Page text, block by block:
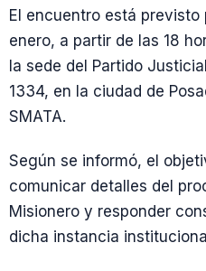
El encuentro está
enero, a partir de las 18
la sede del Partido
1334, en la ciudad de
SMATA.
Según se informó, el
comunicar detalles del
Misionero y responder
dicha instancia